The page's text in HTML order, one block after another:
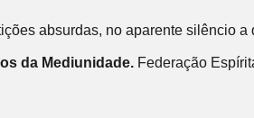
absurdas, no aparente silêncio a
da Mediunidade. Federação